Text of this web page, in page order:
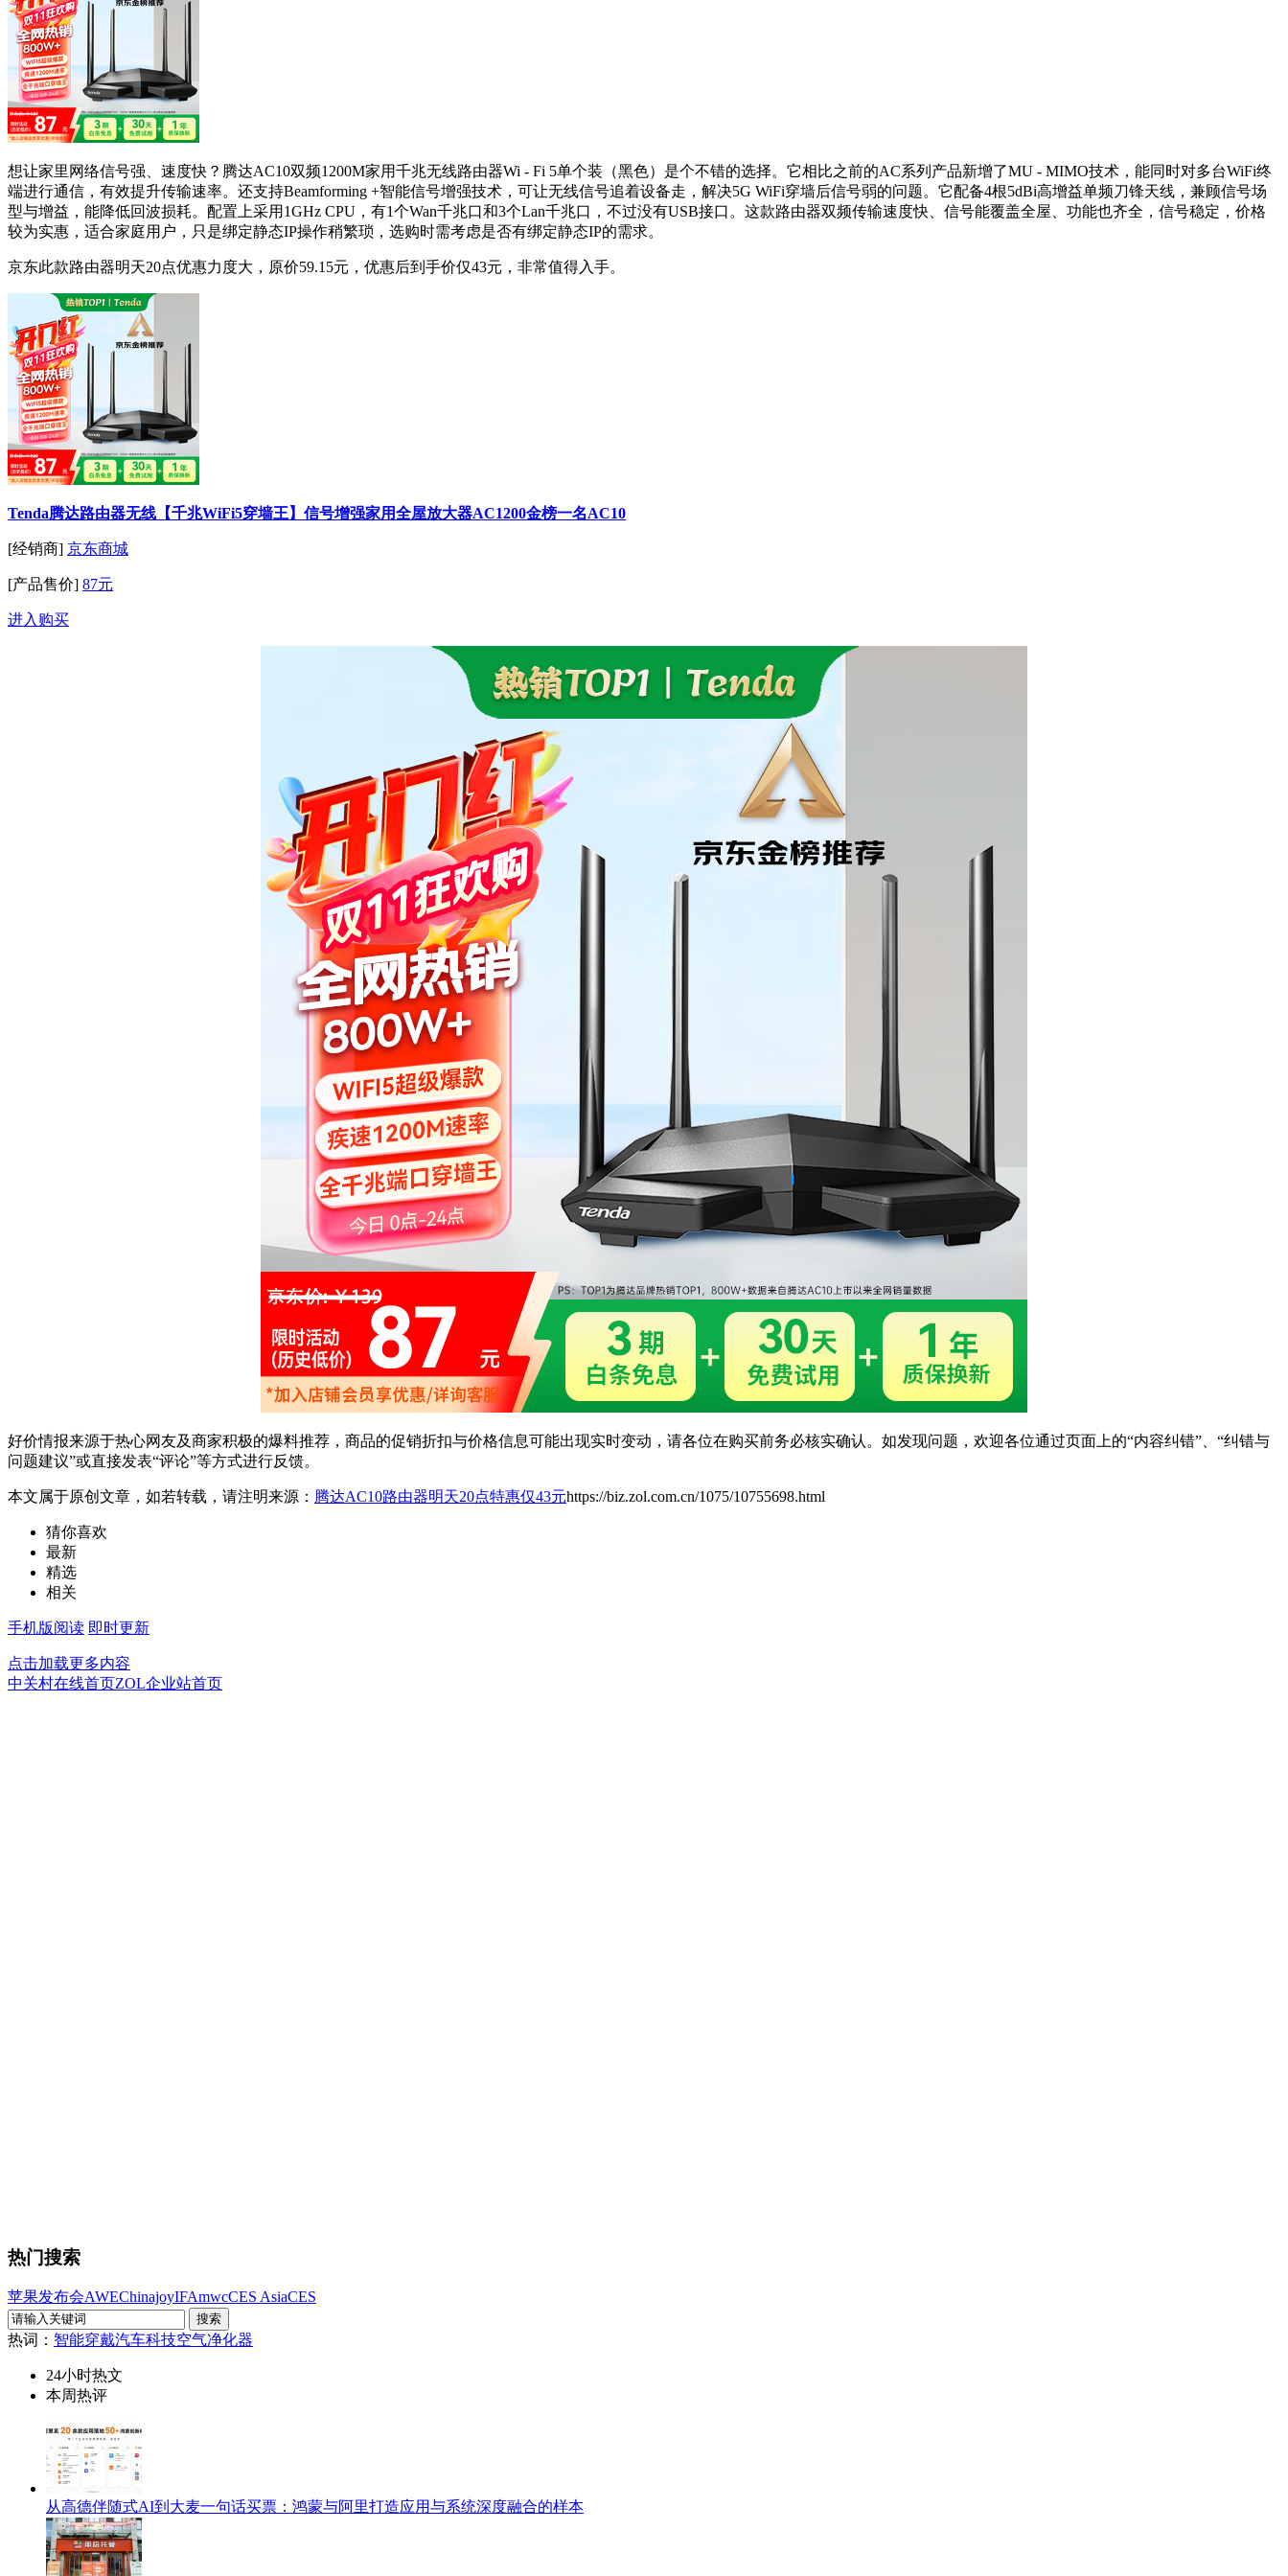
想让家里网络信号强、速度快？腾达AC10双频1200M家用千兆无线路由器Wi - Fi 5单个装（黑色）是个不错的选择。它相比之前的AC系列产品新增了MU - MIMO技术，能同时对多台WiFi终
端进行通信，有效提升传输速率。还支持Beamforming +智能信号增强技术，可让无线信号追着设备走，解决5G WiFi穿墙后信号弱的问题。它配备4根5dBi高增益单频刀锋天线，兼顾信号场
型与增益，能降低回波损耗。配置上采用1GHz CPU，有1个Wan千兆口和3个Lan千兆口，不过没有USB接口。这款路由器双频传输速度快、信号能覆盖全屋、功能也齐全，信号稳定，价格
较为实惠，适合家庭用户，只是绑定静态IP操作稍繁琐，选购时需考虑是否有绑定静态IP的需求。
京东此款路由器明天20点优惠力度大，原价59.15元，优惠后到手价仅43元，非常值得入手。
Tenda腾达路由器无线【千兆WiFi5穿墙王】信号增强家用全屋放大器AC1200金榜一名AC10
[经销商] 京东商城
[产品售价] 87元
进入购买
好价情报来源于热心网友及商家积极的爆料推荐，商品的促销折扣与价格信息可能出现实时变动，请各位在购买前务必核实确认。如发现问题，欢迎各位通过页面上的“内容纠错”、“纠错与
问题建议”或直接发表“评论”等方式进行反馈。
本文属于原创文章，如若转载，请注明来源： 腾达AC10路由器明天20点特惠仅43元https://biz.zol.com.cn/1075/10755698.html
猜你喜欢
最新
精选
相关
手机版阅读 即时更新
点击加载更多内容
中关村在线首页ZOL企业站首页
热门搜索
苹果发布会AWEChinajoyIFAmwcCES AsiaCES
热词： 智能穿戴汽车科技空气净化器
24小时热文
本周热评
从高德伴随式AI到大麦一句话买票：鸿蒙与阿里打造应用与系统深度融合的样本